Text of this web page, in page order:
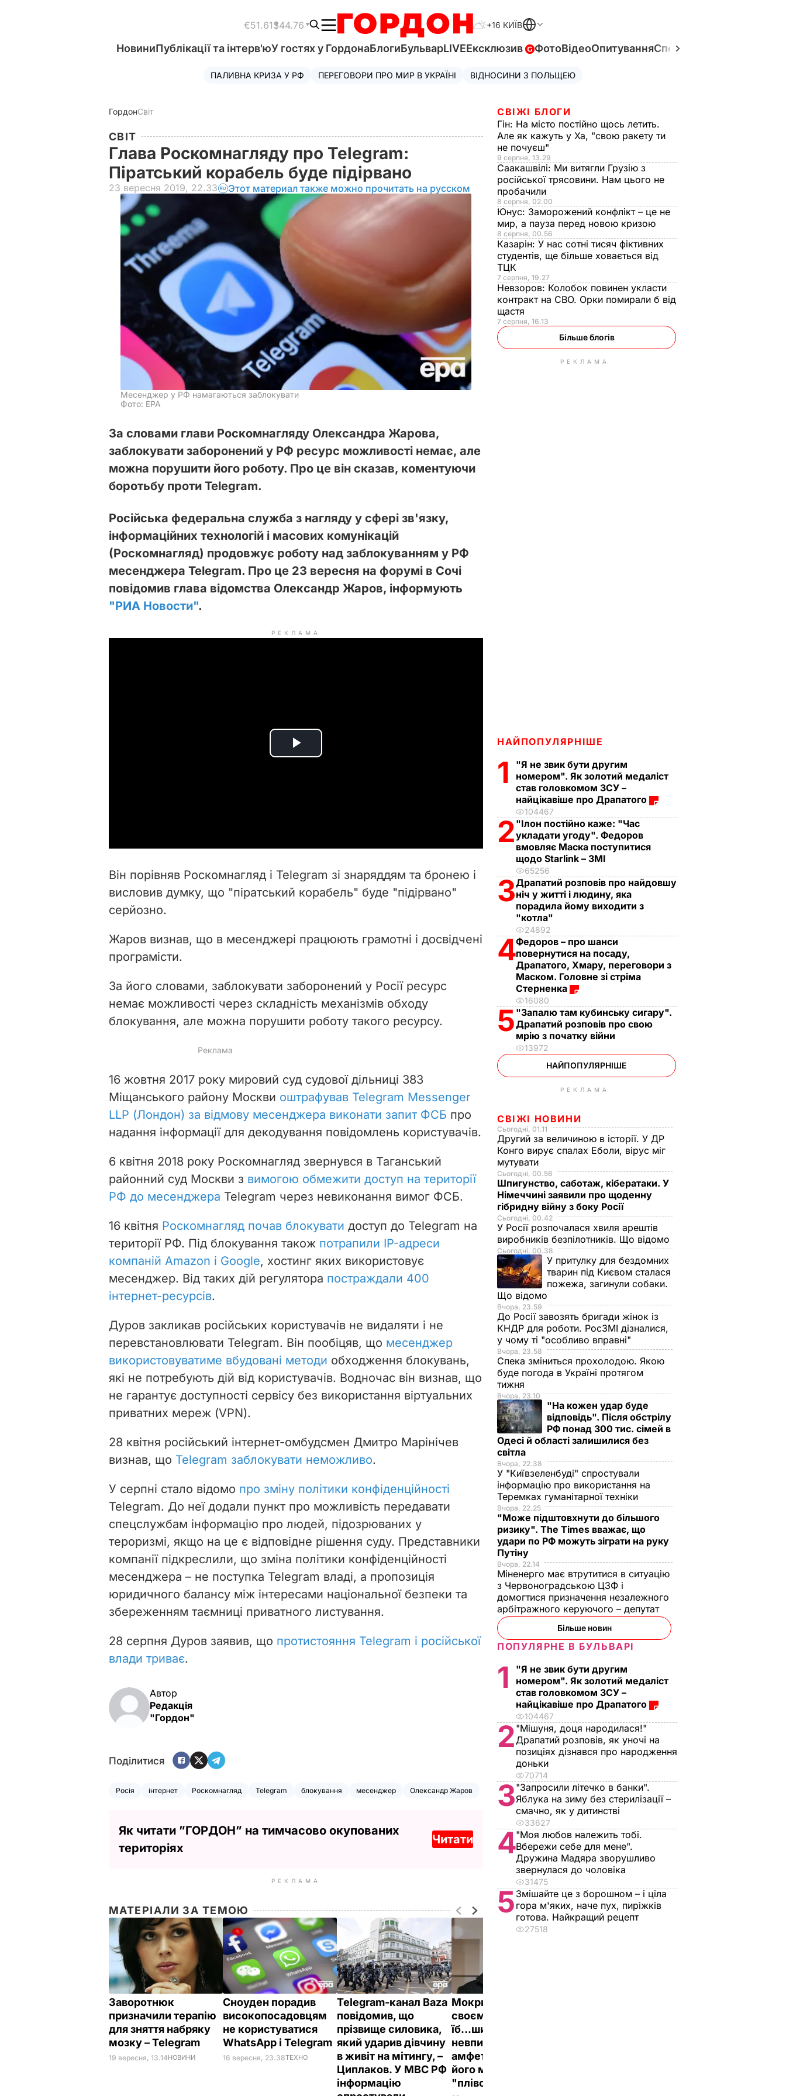
€51.61$44.76 +16 КИЇВ
НовиниПублікації та інтерв'юУ гостях у ГордонаБлогиБульварLIVEЕксклюзив ФотоВідеоОпитуванняСпецпроєкти
ПАЛИВНА КРИЗА У РФ ПЕРЕГОВОРИ ПРО МИР В УКРАЇНІ ВІДНОСИНИ З ПОЛЬЩЕЮ
ГордонСвіт
СВІТ
Глава Роскомнагляду про Telegram:
Піратський корабель буде підірвано
23 вересня 2019, 22.33 Этот материал также можно прочитать на русском
Месенджер у РФ намагаються заблокувати
Фото: ЕРА
За словами глави Роскомнагляду Олександра Жарова,
заблокувати заборонений у РФ ресурс можливості немає, але
можна порушити його роботу. Про це він сказав, коментуючи
боротьбу проти Telegram.
Російська федеральна служба з нагляду у сфері зв'язку,
інформаційних технологій і масових комунікацій
(Роскомнагляд) продовжує роботу над заблокуванням у РФ
месенджера Telegram. Про це 23 вересня на форумі в Сочі
повідомив глава відомства Олександр Жаров, інформують
"РИА Новости".
РЕКЛАМА
P
i
e
Він порівняв Роскомнагляд і Telegram зі знаряддям та бронею і
висловив думку, що "піратський корабель" буде "підірвано"
серйозно.
Жаров визнав, що в месенджері працюють грамотні і досвідчені
програмісти.
За його словами, заблокувати заборонений у Росії ресурс
немає можливості через складність механізмів обходу
блокування, але можна порушити роботу такого ресурсу.
16 жовтня 2017 року мировий суд судової дільниці 383
Міщанського району Москви оштрафував Telegram Messenger
LLP (Лондон) за відмову месенджера виконати запит ФСБ про
надання інформації для декодування повідомлень користувачів.
6 квітня 2018 року Роскомнагляд звернувся в Таганський
районний суд Москви з вимогою обмежити доступ на території
РФ до месенджера Telegram через невиконання вимог ФСБ.
16 квітня Роскомнагляд почав блокувати доступ до Telegram на
території РФ. Під блокування також потрапили IP-адреси
компаній Amazon і Google, хостинг яких використовує
месенджер. Від таких дій регулятора постраждали 400
інтернет-ресурсів.
Дуров закликав російських користувачів не видаляти і не
перевстановлювати Telegram. Він пообіцяв, що месенджер
використовуватиме вбудовані методи обходження блокувань,
які не потребують дій від користувачів. Водночас він визнав, що
не гарантує доступності сервісу без використання віртуальних
приватних мереж (VPN).
28 квітня російський інтернет-омбудсмен Дмитро Марінічев
визнав, що Telegram заблокувати неможливо.
У серпні стало відомо про зміну політики конфіденційності
Telegram. До неї додали пункт про можливість передавати
спецслужбам інформацію про людей, підозрюваних у
тероризмі, якщо на це є відповідне рішення суду. Представники
компанії підкреслили, що зміна політики конфіденційності
месенджера – не поступка Telegram владі, а пропозиція
юридичного балансу між інтересами національної безпеки та
збереженням таємниці приватного листування.
28 серпня Дуров заявив, що протистояння Telegram і російської
влади триває.
Автор
Редакція
"Гордон"
Поділитися
Росія інтернет Роскомнагляд Telegram блокування месенджер Олександр Жаров
Як читати ”ГОРДОН” на тимчасово окупованих
територіях
Читати
РЕКЛАМА
МАТЕРІАЛИ ЗА ТЕМОЮ
Заворотнюк
призначили терапію
для зняття набряку
мозку – Telegram
19 вересня, 13.14НОВИНИ
Сноуден порадив
високопосадовцям
не користуватися
WhatsApp і Telegram
16 вересня, 23.38ТЕХНО
Telegram-канал Baza
повідомив, що
прізвище силовика,
який ударив дівчину
в живіт на мітингу, –
Циплаков. У МВС РФ
інформацію
Мокрик:
своєму Telegram
їб...шить із
невпинністю бота на
амфетаміні. Інтригує
його мовчання щодо
"плівок Вовка"
СВІЖІ БЛОГИ
Гін: На місто постійно щось летить.
Але як кажуть у Ха, "свою ракету ти
не почуєш"
9 серпня, 13.29
Саакашвілі: Ми витягли Грузію з
російської трясовини. Нам цього не
пробачили
8 серпня, 02.00
Юнус: Заморожений конфлікт – це не
мир, а пауза перед новою кризою
8 серпня, 00.56
Казарін: У нас сотні тисяч фіктивних
студентів, ще більше ховається від
ТЦК
7 серпня, 19.27
Невзоров: Колобок повинен укласти
контракт на СВО. Орки помирали б від
щастя
7 серпня, 16.13
Більше блогів
РЕКЛАМА
НАЙПОПУЛЯРНІШЕ
1
"Я не звик бути другим
номером". Як золотий медаліст
став головкомом ЗСУ –
найцікавіше про Драпатого
104467
2 "Ілон постійно каже: "Час
укладати угоду". Федоров
вмовляє Маска поступитися
щодо Starlink – ЗМІ
65256
3Драпатий розповів про найдовшу
ніч у житті і людину, яка
порадила йому виходити з
"котла"
24892
4Федоров – про шанси
повернутися на посаду,
Драпатого, Хмару, переговори з
Маском. Головне зі стріма
Стерненка
16080
5 "Запалю там кубинську сигару".
Драпатий розповів про свою
мрію з початку війни
13972
НАЙПОПУЛЯРНІШЕ
РЕКЛАМА
СВІЖІ НОВИНИ
Сьогодні, 01.11
Другий за величиною в історії. У ДР
Конго вирує спалах Еболи, вірус міг
мутувати
Сьогодні, 00.56
Шпигунство, саботаж, кібератаки. У
Німеччині заявили про щоденну
гібридну війну з боку Росії
Сьогодні, 00.42
У Росії розпочалася хвиля арештів
виробників безпілотників. Що відомо
Сьогодні, 00.38
У притулку для бездомних
тварин під Києвом сталася
пожежа, загинули собаки.
Що відомо
Вчора, 23.59
До Росії завозять бригади жінок із
КНДР для роботи. РосЗМІ дізналися,
у чому ті "особливо вправні"
Вчора, 23.58
Спека зміниться прохолодою. Якою
буде погода в Україні протягом
тижня
Вчора, 23.10
"На кожен удар буде
відповідь". Після обстрілу
РФ понад 300 тис. сімей в
Одесі й області залишилися без
світла
Вчора, 22.38
У "Київзеленбуді" спростували
інформацію про використання на
Теремках гуманітарної техніки
Вчора, 22.25
"Може підштовхнути до більшого
ризику". The Times вважає, що
удари по РФ можуть зіграти на руку
Путіну
Вчора, 22.14
Міненерго має втрутитися в ситуацію
з Червоноградською ЦЗФ і
домогтися призначення незалежного
арбітражного керуючого – депутат
Більше новин
ПОПУЛЯРНЕ В БУЛЬВАРІ
1
"Я не звик бути другим
номером". Як золотий медаліст
став головкомом ЗСУ –
найцікавіше про Драпатого
104467
2 "Мішуня, доця народилася!"
Драпатий розповів, як уночі на
позиціях дізнався про народження
доньки
70714
3"Запросили літечко в банки".
Яблука на зиму без стерилізації –
смачно, як у дитинстві
33627
4"Моя любов належить тобі.
Вбережи себе для мене".
Дружина Мадяра зворушливо
звернулася до чоловіка
31475
5 Змішайте це з борошном – і ціла
гора м'яких, наче пух, пиріжків
готова. Найкращий рецепт
27518